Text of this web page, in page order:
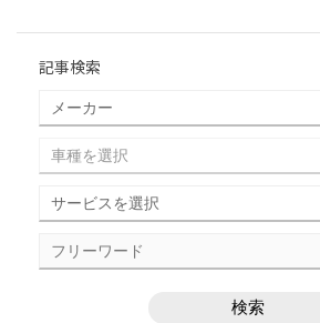
記事検索